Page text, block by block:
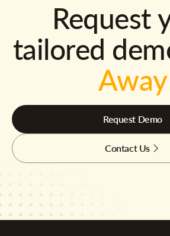
Request
tailored
Away
Request Demo
Contact Us